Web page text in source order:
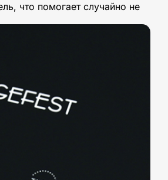
что помогает случайно не